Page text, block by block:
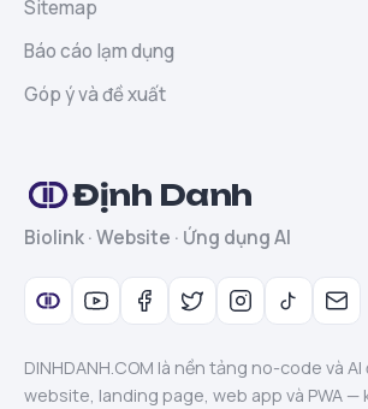
Sitemap
Báo cáo lạm dụng
Góp ý và đề xuất
Định Danh
Biolink · Website · Ứng dụng AI
DINHDANH.COM là nền tảng no-code và AI
website, landing page, web app và PWA —